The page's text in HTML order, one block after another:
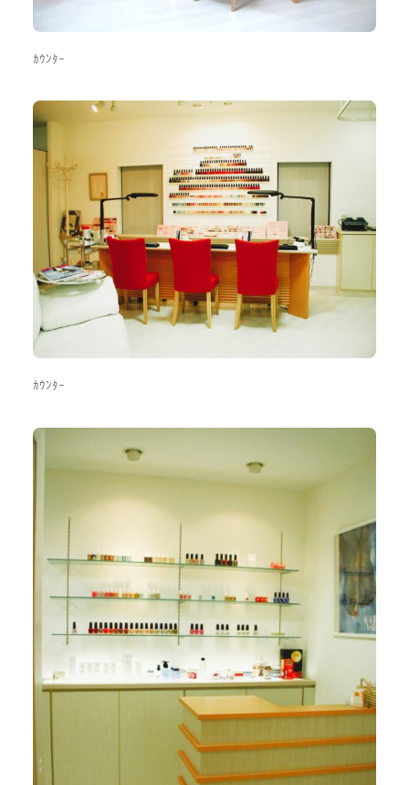
ｶｳﾝﾀｰ
ｶｳﾝﾀｰ